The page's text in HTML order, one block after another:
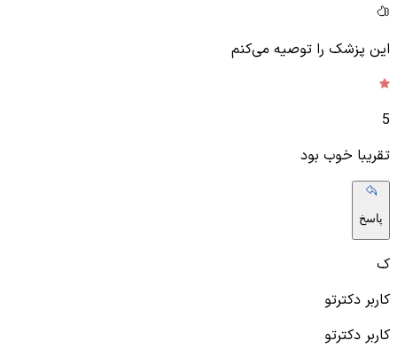
این پزشک را توصیه می‌کنم
5
تقریبا خوب بود
پاسخ
ک
کاربر دکترتو
کاربر دکترتو